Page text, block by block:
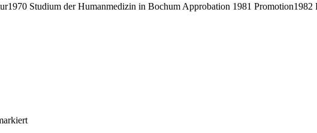
Studium der Humanmedizin in Bochum Approbation 1981